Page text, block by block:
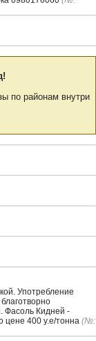
по районам внутри
Употребление
Фасоль Кидней -
цене 400 у.е/тонна (№: